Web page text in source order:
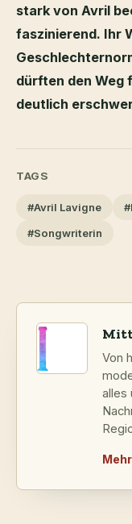
stark von Avril
faszinierend. Ihr
dürften den Weg
deutlich
TAGS
#Avril Lavigne
#Songwriterin
Von
alles